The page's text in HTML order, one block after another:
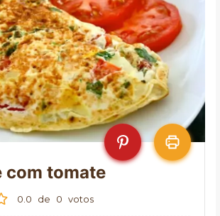
com tomate
0.0 de 0 votos